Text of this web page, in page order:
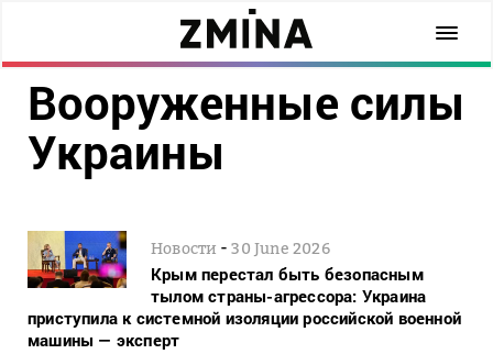
Вооруженные силы
Украины
Новости -30 June 2026
Крым перестал быть безопасным
тылом страны-агрессора: Украина
приступила к системной изоляции российской военной
машины — эксперт